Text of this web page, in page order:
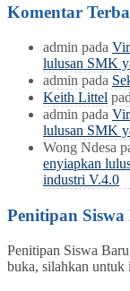
Komentar
admin pada
lulusan SMK
admin pada
Keith Littel
admin pada
lulusan SMK
Wong Ndesa
enyiapkan
industri V.4.0
Penitipan
Penitipan Siswa
buka, silahkan untuk